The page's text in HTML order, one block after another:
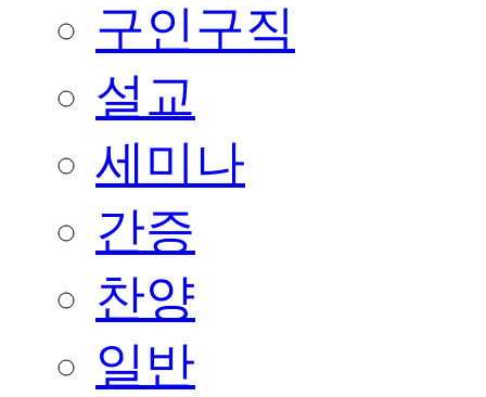
구인구직
설교
세미나
간증
찬양
일반